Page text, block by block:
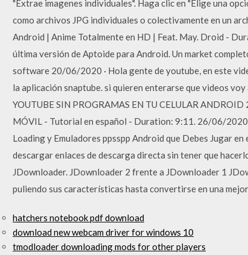
"Extrae imagenes individuales". Haga clic en "Elige una
como archivos JPG individuales o colectivamente en un
Android | Anime Totalmente en HD | Feat. May. Droid -
última versión de Aptoide para Android. Un market
software 20/06/2020 · Hola gente de youtube, en este
la aplicación snaptube. si quieren enterarse que videos
YOUTUBE SIN PROGRAMAS EN TU CELULAR
MÓVIL - Tutorial en español - Duration: 9:11. 26/06/2020
Loading y Emuladores ppsspp Android que Debes Jugar
descargar enlaces de descarga directa sin tener que
JDownloader. JDownloader 2 frente a JDownloader 1
puliendo sus características hasta convertirse en una
hatchers notebook pdf download
download new webcam driver for windows 10
tmodloader downloading mods for other players